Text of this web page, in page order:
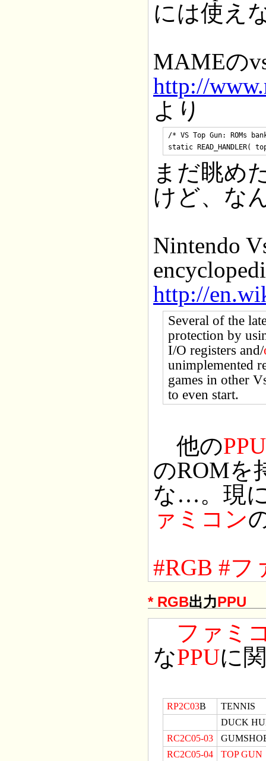
には使え
MAMEの
http://
より
/* VS Top Gun: ROMs
まだ眺め
けど、な
Nintendo
http://
Several of the
protection by
I/O registers and/
unimplemented
games in other
to even start.
他のPPU
のROMを
な…。現
ァミコン
#RGB #フ
* RGB出力PPU
ファミ
なPPUに
RP2C03B
TENNIS
DUCK
RC2C05-03
RC2C05-04
TOP GUN